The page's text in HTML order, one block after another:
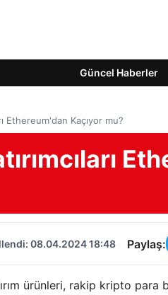
Güncel Haberler
Ethereum'dan Kaçıyor mu?
08.04.2024 18:48 Paylaş:
ürünleri, rakip kripto